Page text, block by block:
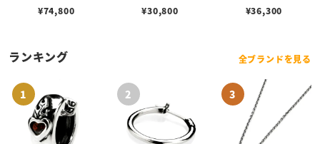
ムコーティング K18ソーン
¥74,800
グ マルチカラー スワロフ
¥30,800 ¥36,300
ランキング 全ブランドを見る